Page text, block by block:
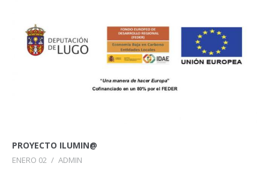
PROYECTO ILUMIN@
ENERO 02 / ADMIN